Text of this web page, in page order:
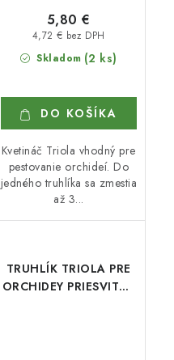
Skladom (2 ks)
4,72 € bez DPH
5,80 €
DO KOŠÍKA
Kvetináč Triola vhodný pre
pestovanie orchideí. Do
jedného truhlíka sa zmestia
až 3...
TRUHLÍK TRIOLA PRE
ORCHIDEY PRIESVITNÝ